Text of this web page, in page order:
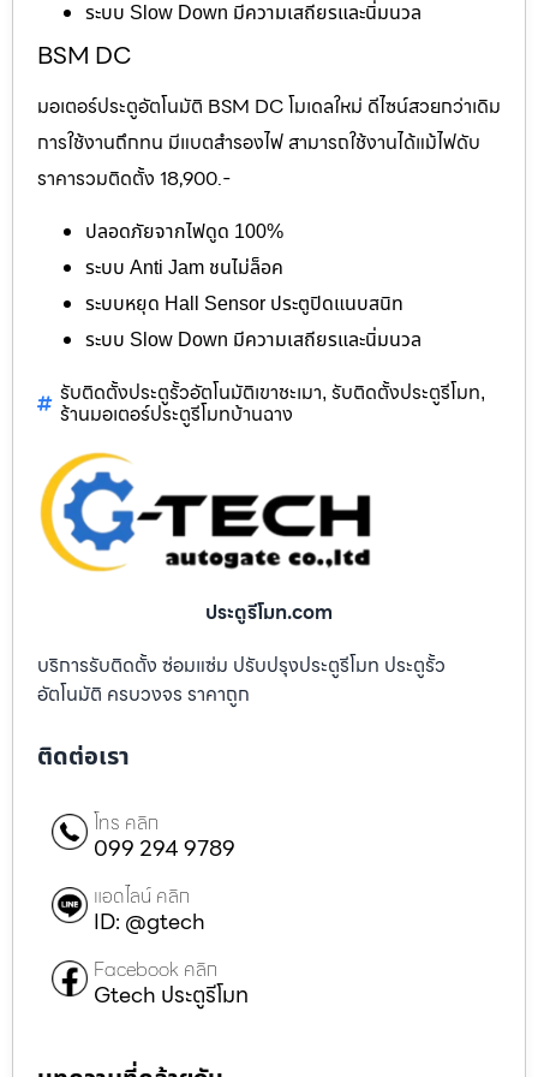
ระบบ Slow Down มีความเสถียรและนิ่มนวล
BSM DC
มอเตอร์ประตูอัตโนมัติ BSM DC โมเดลใหม่ ดีไซน์สวยกว่าเดิม
การใช้งานถึกทน มีแบตสำรองไฟ สามารถใช้งานได้แม้ไฟดับ
ราคารวมติดตั้ง 18,900.-
ปลอดภัยจากไฟดูด 100%
ระบบ Anti Jam ชนไม่ล็อค
ระบบหยุด Hall Sensor ประตูปิดแนบสนิท
ระบบ Slow Down มีความเสถียรและนิ่มนวล
รับติดตั้งประตูรั้วอัตโนมัติเขาชะเมา, รับติดตั้งประตูรีโมท,
ร้านมอเตอร์ประตูรีโมทบ้านฉาง
ประตูรีโมท.com
บริการรับติดตั้ง ซ่อมแซ่ม ปรับปรุงประตูรีโมท ประตูรั้ว
อัตโนมัติ ครบวงจร ราคาถูก
ติดต่อเรา
โทร คลิก
099 294 9789
แอดไลน์ คลิก
ID: @gtech
Facebook คลิก
Gtech ประตูรีโมท